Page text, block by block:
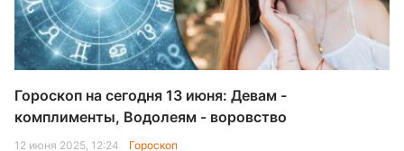
Гороскоп на сегодня 13 июня: Девам -
комплименты, Водолеям - воровство
12 июня 2025, 12:24 Гороскоп